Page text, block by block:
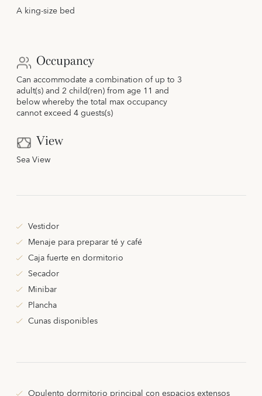
A king-size bed
Occupancy
Can accommodate a combination of up to 3
adult(s) and 2 child(ren) from age 11 and
below whereby the total max occupancy
cannot exceed 4 guests(s)
View
Sea View
Vestidor
Menaje para preparar té y café
Caja fuerte en dormitorio
Secador
Minibar
Plancha
Cunas disponibles